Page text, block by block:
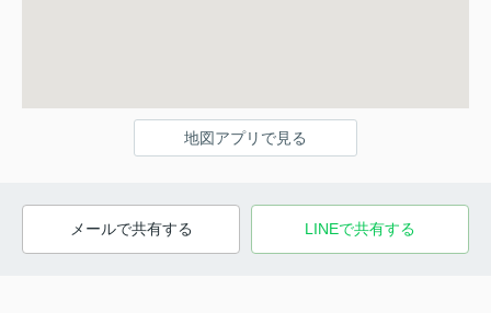
地図アプリで見る
メールで共有する LINEで共有する